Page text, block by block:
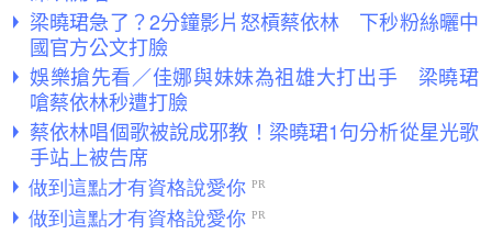
梁曉珺急了？2分鐘影片怒槓蔡依林 下秒粉絲曬中
國官方公文打臉
娛樂搶先看／佳娜與妹妹為祖雄大打出手 梁曉珺
嗆蔡依林秒遭打臉
蔡依林唱個歌被說成邪教！梁曉珺1句分析從星光歌
手站上被告席